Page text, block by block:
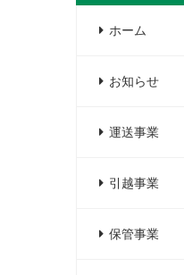
ホーム
お知らせ
運送事業
引越事業
保管事業